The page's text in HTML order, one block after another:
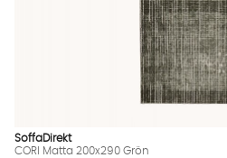
SoffaDirekt
CORI Matta 200x290 Grön